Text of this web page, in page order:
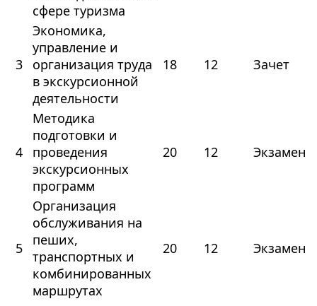
сфере туризма
3
Экономика,
управление и
организация труда
в экскурсионной
деятельности
18 12 Зачет
4
Методика
подготовки и
проведения
экскурсионных
программ
20 12 Экзамен
5
Организация
обслуживания на
пеших,
транспортных и
комбинированных
маршрутах
20 12 Экзамен